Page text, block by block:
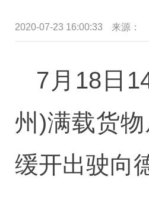
2020-07-23 16:00:33 来源：
7月18日
州)满载货
缓开出驶向